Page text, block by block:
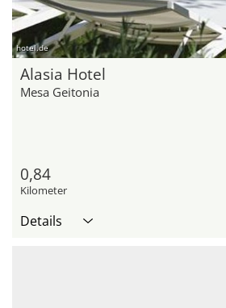
hotel.de
Alasia Hotel
Mesa Geitonia
0,84
Kilometer
Details